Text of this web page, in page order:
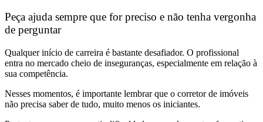
Peça ajuda sempre que for preciso e não tenha vergonha
de perguntar
Qualquer início de carreira é bastante desafiador. O profissional
entra no mercado cheio de inseguranças, especialmente em relação à
sua competência.
Nesses momentos, é importante lembrar que o corretor de imóveis
não precisa saber de tudo, muito menos os iniciantes.